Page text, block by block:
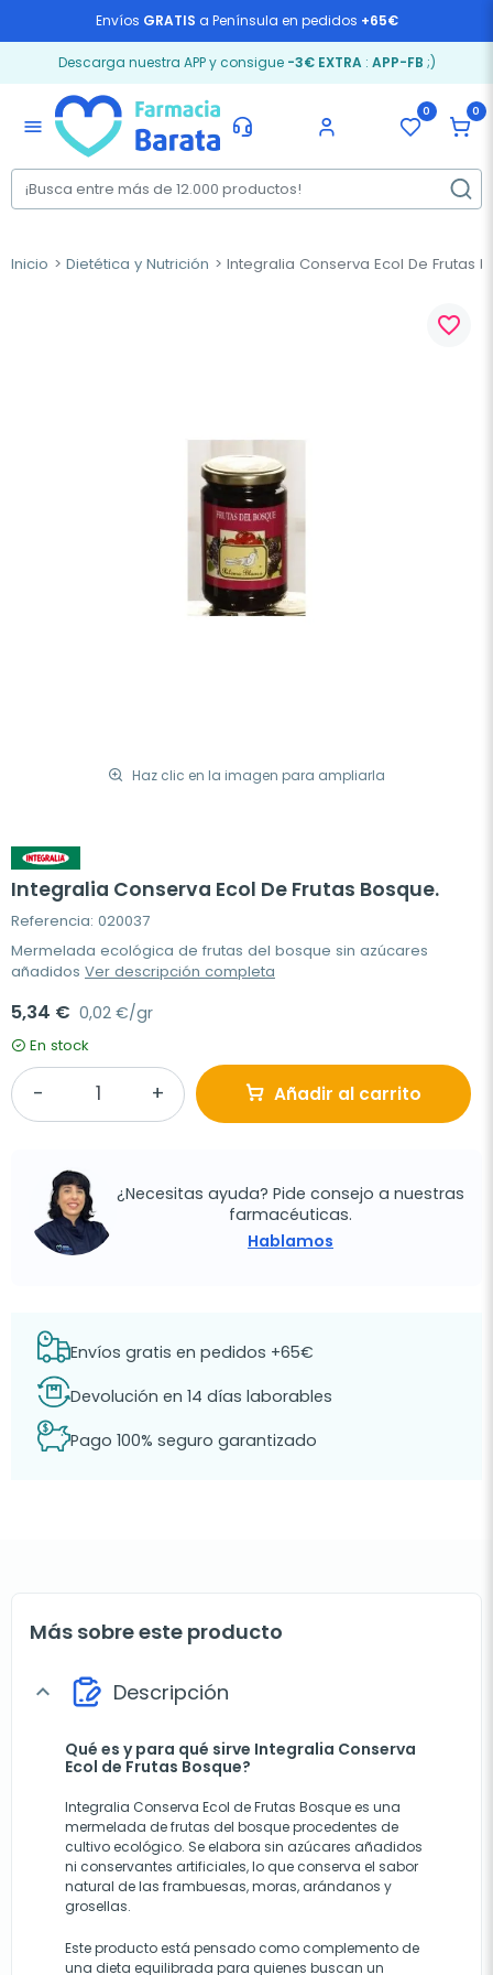
Envíos GRATIS a Península en pedidos +65€
Descarga nuestra APP y consigue -3€ EXTRA: APP-FB ;)
menu
0 0
Inicio Dietética y Nutrición Integralia Conserva Ecol De Frutas
Haz clic en la imagen para ampliarla
favorite_border
Integralia Conserva Ecol De Frutas Bosque.
Referencia: 020037
Mermelada ecológica de frutas del bosque sin azúcares
añadidos Ver descripción completa
5,34 € 0,02 €/gr
En stock
Añadir al carrito
¿Necesitas ayuda? Pide consejo a nuestras
farmacéuticas.
Hablamos
Envíos gratis en pedidos +65€
Devolución en 14 días laborables
Pago 100% seguro garantizado
Más sobre este producto
expand_more Descripción
Qué es y para qué sirve Integralia Conserva
Ecol de Frutas Bosque?
Integralia Conserva Ecol de Frutas Bosque es una
mermelada de frutas del bosque procedentes de
cultivo ecológico. Se elabora sin azúcares añadidos
ni conservantes artificiales, lo que conserva el sabor
natural de las frambuesas, moras, arándanos y
grosellas.
Este producto está pensado como complemento de
una dieta equilibrada para quienes buscan un